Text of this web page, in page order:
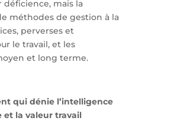
déficience, mais la
méthodes de gestion à la
perverses et
le travail, et les
et long terme.
qui dénie l’intelligence
et la valeur travail